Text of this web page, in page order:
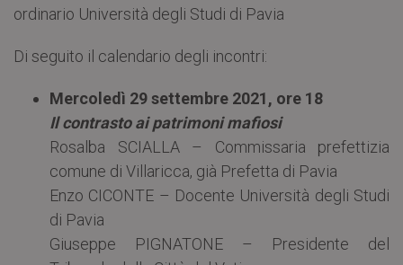
ordinario Università degli Studi di Pavia
Di seguito il calendario degli incontri:
Mercoledì 29 settembre 2021, ore 18
Il contrasto ai patrimoni mafiosi
Rosalba SCIALLA – Commissaria prefettizia
comune di Villaricca, già Prefetta di Pavia
Enzo CICONTE – Docente Università degli Studi
di Pavia
Giuseppe PIGNATONE – Presidente del